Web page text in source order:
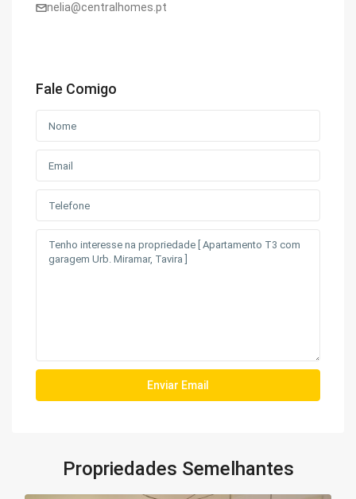
nelia@centralhomes.pt
Fale Comigo
Propriedades Semelhantes